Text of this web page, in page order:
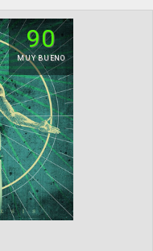
90
MUY BUENO